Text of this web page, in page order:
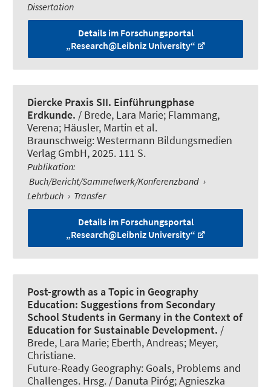
Dissertation
Details im Forschungsportal
„Research@Leibniz University“
Diercke Praxis SII. Einführungphase
Erdkunde. / Brede, Lara Marie; Flammang,
Verena; Häusler, Martin et al.
Braunschweig: Westermann Bildungsmedien
Verlag GmbH, 2025. 111 S.
Publikation:
Buch/Bericht/Sammelwerk/Konferenzband ›
Lehrbuch › Transfer
Details im Forschungsportal
„Research@Leibniz University“
Post-growth as a Topic in Geography
Education: Suggestions from Secondary
School Students in Germany in the Context of
Education for Sustainable Development. /
Brede, Lara Marie; Eberth, Andreas; Meyer,
Christiane.
Future-Ready Geography: Goals, Problems and
Challenges. Hrsg. / Danuta Piróg; Agnieszka